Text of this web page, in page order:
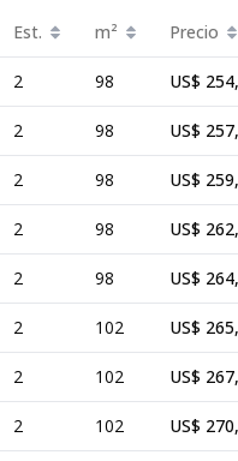
Est. m² Precio
2 98 US$
2 98 US$
2 98 US$
2 98 US$
2 98 US$
2 102 US$
2 102 US$
2 102 US$